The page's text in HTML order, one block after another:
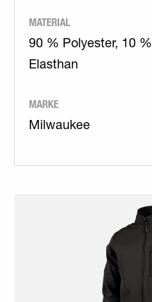
MATERIAL
90 % Polyester, 10 %
Elasthan
MARKE
Milwaukee